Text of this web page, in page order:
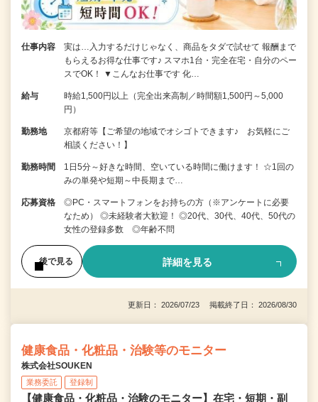
仕事内容
実は…入力するだけじゃなく、商品をタダで試せて 報酬まで
もらえるお得な仕事です♪ スマホ1台・完全在宅・自分のペー
スでOK！ ▼こんなお仕事です 化…
給与
時給1,500円以上（完全出来高制／時間額1,500円～5,000
円）
勤務地
京都府等【ご希望の地域でオシゴトできます♪ お気軽にご
相談ください！】
勤務時間
1日5分～好きな時間、空いている時間に働けます！ ☆1回の
みの単発や短期～中長期まで…
応募資格
◎PC・スマートフォンをお持ちの方（※アンケートに必要
なため） ◎未経験者大歓迎！ ◎20代、30代、40代、50代の
女性の登録多数 ◎年齢不問
後で見る 詳細を見る
更新日： 2026/07/23 掲載終了日： 2026/08/30
健康食品・化粧品・治験等のモニター
株式会社SOUKEN
業務委託 登録制
【健康食品・化粧品・治験のモニター】在宅・短期・副